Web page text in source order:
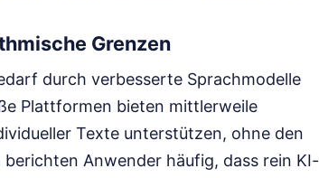
Grenzen
durch verbesserte Sprachmodelle
Plattformen bieten mittlerweile
Texte unterstützen, ohne den
Anwender häufig, dass rein KI-